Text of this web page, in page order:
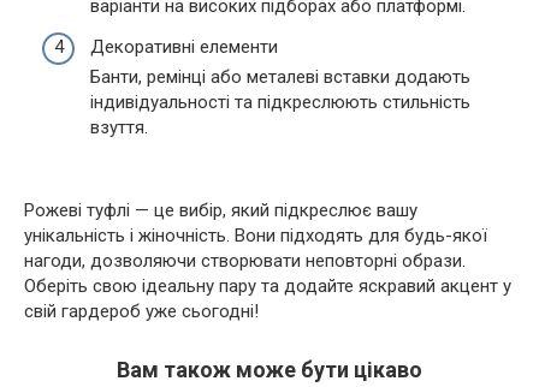
варіанти на високих підборах або платформі.
Декоративні елементи
Банти, ремінці або металеві вставки додають
індивідуальності та підкреслюють стильність
взуття.
Рожеві туфлі — це вибір, який підкреслює вашу
унікальність і жіночність. Вони підходять для будь-якої
нагоди, дозволяючи створювати неповторні образи.
Оберіть свою ідеальну пару та додайте яскравий акцент у
свій гардероб уже сьогодні!
Вам також може бути цікаво